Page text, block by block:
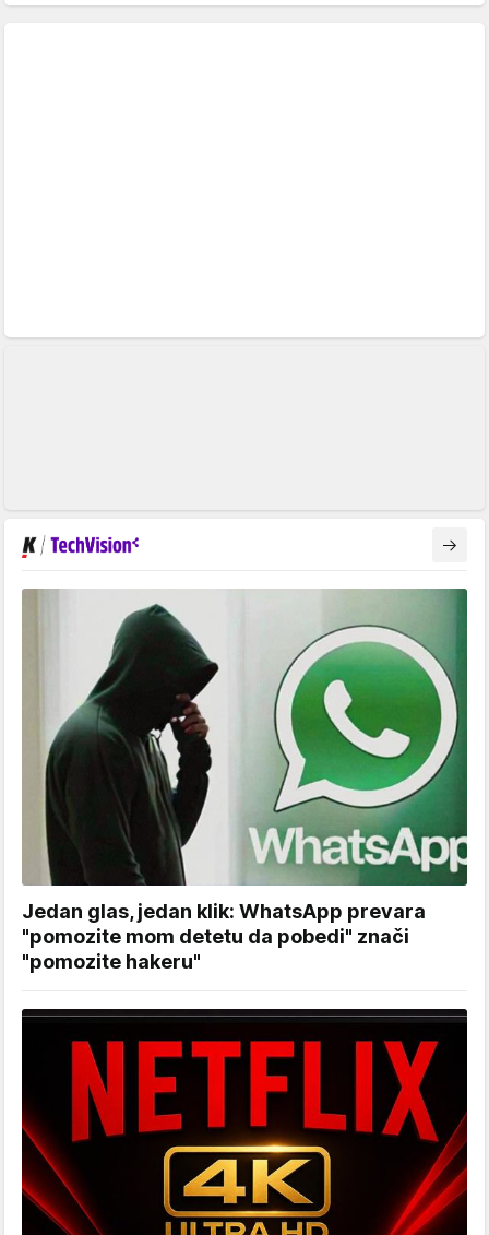
Jedan glas, jedan klik: WhatsApp prevara
"pomozite mom detetu da pobedi" znači
"pomozite hakeru"